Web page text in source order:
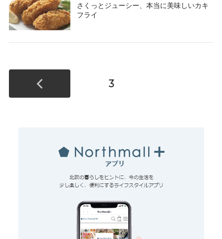
さくっとジューシー、本当に美味しいカキ
フライ
3